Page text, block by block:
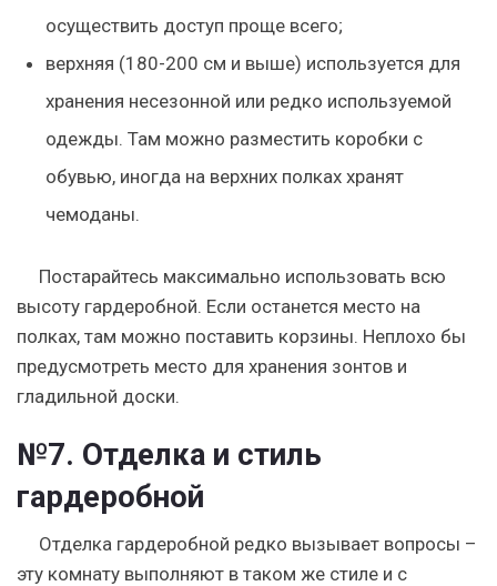
осуществить доступ проще всего;
верхняя (180-200 см и выше) используется для
хранения несезонной или редко используемой
одежды. Там можно разместить коробки с
обувью, иногда на верхних полках хранят
чемоданы.
Постарайтесь максимально использовать всю
высоту гардеробной. Если останется место на
полках, там можно поставить корзины. Неплохо бы
предусмотреть место для хранения зонтов и
гладильной доски.
№7. Отделка и стиль
гардеробной
Отделка гардеробной редко вызывает вопросы –
эту комнату выполняют в таком же стиле и с